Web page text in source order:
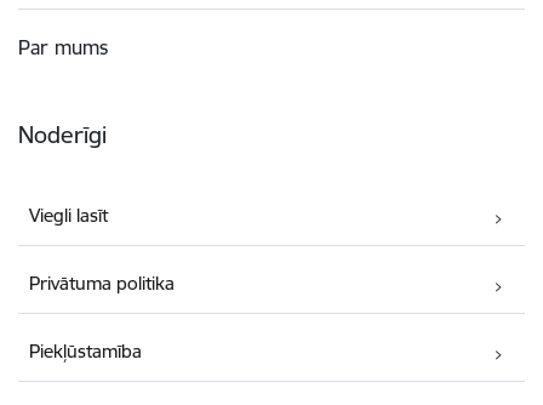
Par mums
Noderīgi
Viegli lasīt
Privātuma politika
Piekļūstamība